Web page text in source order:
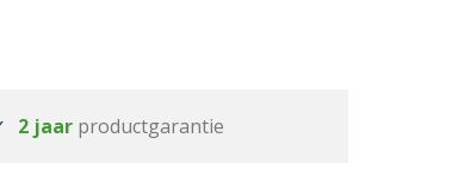
2 jaar productgarantie